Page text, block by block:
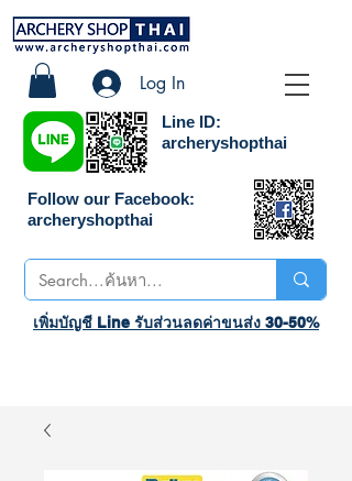
Line ID:
archeryshopthai
Log In
Follow our Facebook:
archeryshopthai
เพิ่มบัญชี Line รับส่วนลดค่าขนส่ง 30-50%